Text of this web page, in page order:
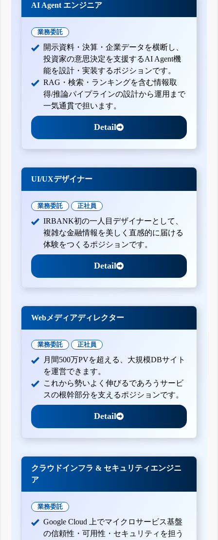
AI Agent エンジニア
業務委託
開示資料・決算・企業データを横断し、
投資家の意思決定を支援するAI Agent機
能を設計・実装するポジションです。
RAG・検索・ランキングを含む情報取
得/推論パイプラインの設計から運用まで
一気通貫で担います。
Detail
UI/UXデザイナー
業務委託 正社員
IRBANK初の一人目デザイナーとして、
複雑な金融情報を美しく直感的に届ける
体験をつくるポジションです。
Detail
Webメディアディレクター
業務委託 正社員
月間500万PVを超える、大規模DBサイト
を運営できます。
これから勢いよく伸びるであろうサービ
スの根幹部分を支えるポジションです。
Detail
クラウドインフラ & セキュリティエンジニ
ア
業務委託
Google Cloud 上でマイクロサービス基盤
の信頼性・可用性・セキュリティを担う